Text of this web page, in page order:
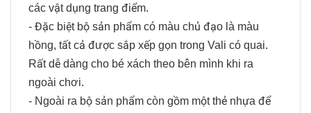
các vật dụng trang điểm.
- Đặc biệt bộ sản phẩm có màu chủ đạo là màu
hồng, tất cả được sắp xếp gọn trong Vali có quai.
Rất dễ dàng cho bé xách theo bên mình khi ra
ngoài chơi.
- Ngoài ra bộ sản phẩm còn gồm một thẻ nhựa để